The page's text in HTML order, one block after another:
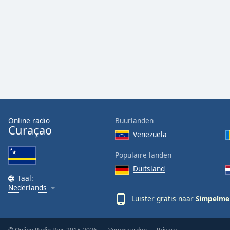
window.
Beginning
dialog
window.
Escape
will
and
Online radio
Curaçao
Taal:
Nederlands
Buurlanden
Venezuela
Populaire landen
Duitsland
Luister gratis naar